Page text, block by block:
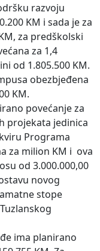
razvoju
KM i sada je za
za predškolski
za 1,4
od 1.805.500 KM.
obezbjeđena
KM.
povećanje za
projekata jedinica
Programa
za milion KM i ova
od 3.000.000,00
novog
stope
ima planirano